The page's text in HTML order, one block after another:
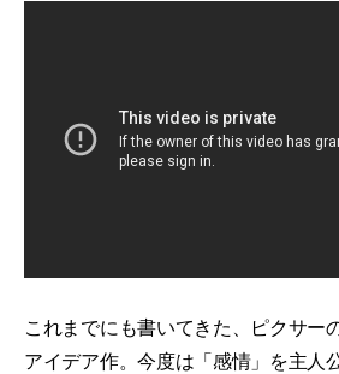
これまでにも書いてきた、ピクサー
アイデア作。今度は「感情」を主人